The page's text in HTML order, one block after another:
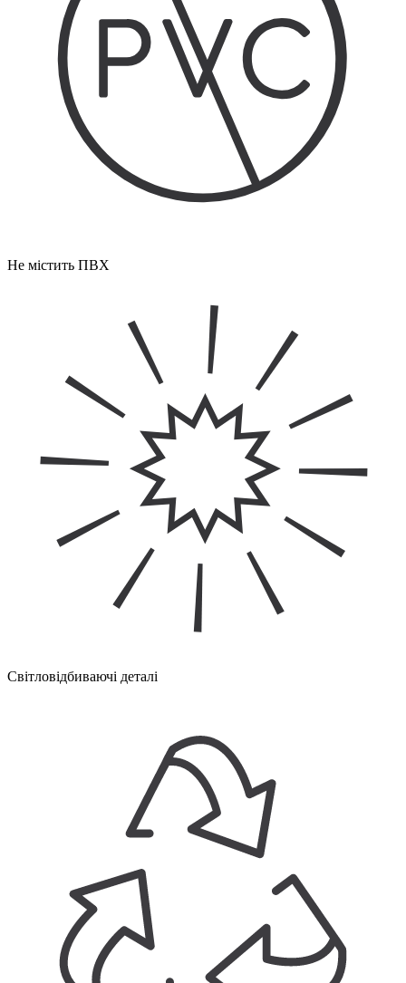
Не містить ПВХ
Світловідбиваючі деталі